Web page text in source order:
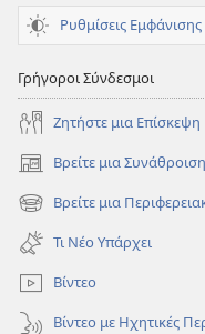
Ρυθμίσεις Εμφάνισης
Γρήγοροι Σύνδεσμοι
Ζητήστε μια Επίσκεψη
Βρείτε μια Συνάθροιση
(ανοίγει
νέο
παράθυρο)
Βρείτε μια
(ανοίγει
νέο
παράθυρο)
Τι Νέο Υπάρχει
Βίντεο
Βίντεο με Ηχητικές